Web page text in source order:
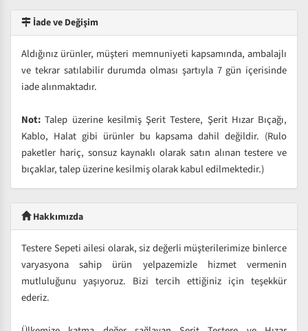
İade ve Değişim
Aldığınız ürünler, müşteri memnuniyeti kapsamında, ambalajlı
ve tekrar satılabilir durumda olması şartıyla 7 gün içerisinde
iade alınmaktadır.
Not: Talep üzerine kesilmiş Şerit Testere, Şerit Hızar Bıçağı,
Kablo, Halat gibi ürünler bu kapsama dahil değildir. (Rulo
paketler hariç, sonsuz kaynaklı olarak satın alınan testere ve
bıçaklar, talep üzerine kesilmiş olarak kabul edilmektedir.)
Hakkımızda
Testere Sepeti ailesi olarak, siz değerli müşterilerimize binlerce
varyasyona sahip ürün yelpazemizle hizmet vermenin
mutluluğunu yaşıyoruz. Bizi tercih ettiğiniz için teşekkür
ederiz.